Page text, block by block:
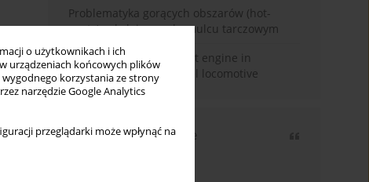
o użytkownikach i ich
urządzeniach końcowych plików
wygodnego korzystania ze strony
narzędzie Google Analytics
przeglądarki może wpłynąć na
Problematyka gorących obszarów (hot-
spots) w kolejowym hamulcu tarczowym
Use of Stage V compliant engine in
modernized SM42 diesel locomotive
Najczęściej cytowane